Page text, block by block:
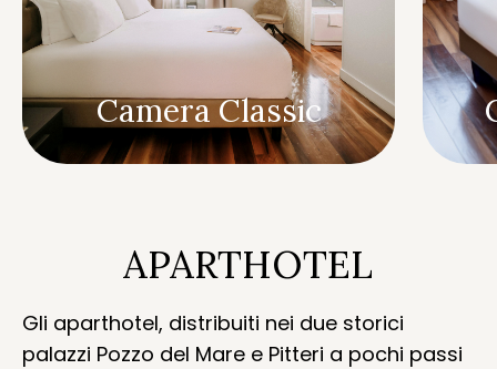
Camera Classic
APARTHOTEL
Gli aparthotel, distribuiti nei due storici
palazzi Pozzo del Mare e Pitteri a pochi passi